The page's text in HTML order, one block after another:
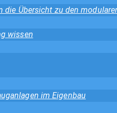
die Übersicht zu den
wissen
im Eigenbau